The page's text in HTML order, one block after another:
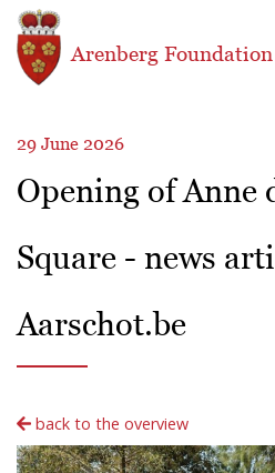
Skip to main content
Arenberg Foundation
29 June 2026
Opening of Anne
Square - news
Aarschot.be
back to the overview